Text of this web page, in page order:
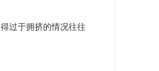
过于拥挤的情况往往